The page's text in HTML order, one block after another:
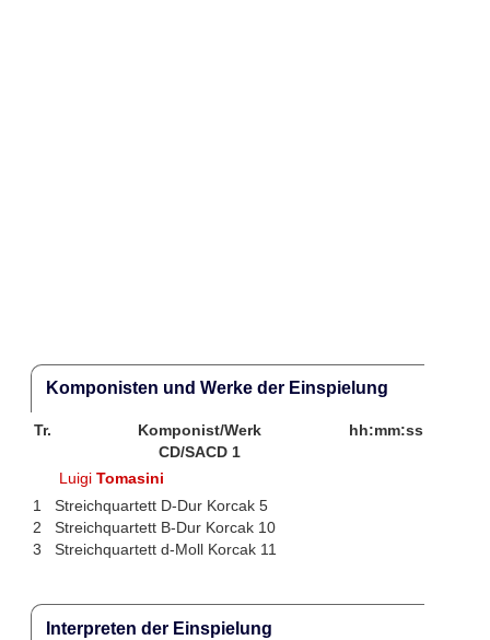
Komponisten und Werke der Einspielung
Tr. Komponist/Werk
hh:mm:ss
CD/SACD 1
LuigiTomasini
1
Streichquartett D-Dur Korcak 5
2
Streichquartett B-Dur Korcak 10
3
Streichquartett d-Moll Korcak 11
Interpreten der Einspielung